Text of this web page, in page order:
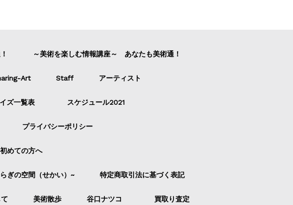
～美術を楽しむ情報講座～ あなたも美術通！
Art Staff アーティスト
ズ一覧表 スケジュール2021
プライバシーポリシー
初めての方へ
ぎの空間（せかい）~ 特定商取引法に基づく表記
美術散歩 谷口ナツコ 買取り査定